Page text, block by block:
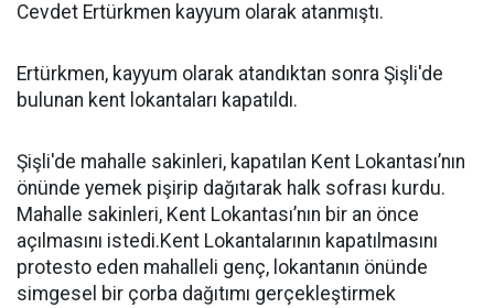
Cevdet Ertürkmen kayyum olarak atanmıştı.
Ertürkmen, kayyum olarak atandıktan sonra Şişli'de
bulunan kent lokantaları kapatıldı.
Şişli'de mahalle sakinleri, kapatılan Kent Lokantası’nın
önünde yemek pişirip dağıtarak halk sofrası kurdu.
Mahalle sakinleri, Kent Lokantası’nın bir an önce
açılmasını istedi.Kent Lokantalarının kapatılmasını
protesto eden mahalleli genç, lokantanın önünde
simgesel bir çorba dağıtımı gerçekleştirmek